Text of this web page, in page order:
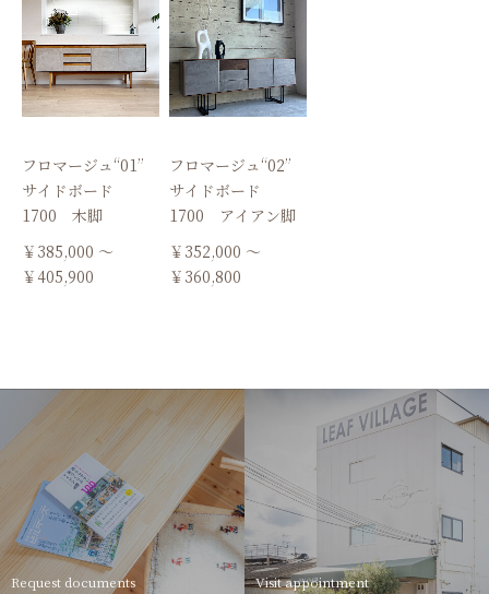
フロマージュ“01”
サイドボード
1700 木脚
￥385,000 ～
￥405,900
フロマージュ“02”
サイドボード
1700 アイアン脚
￥352,000 ～
￥360,800
Request documents Visit appointment